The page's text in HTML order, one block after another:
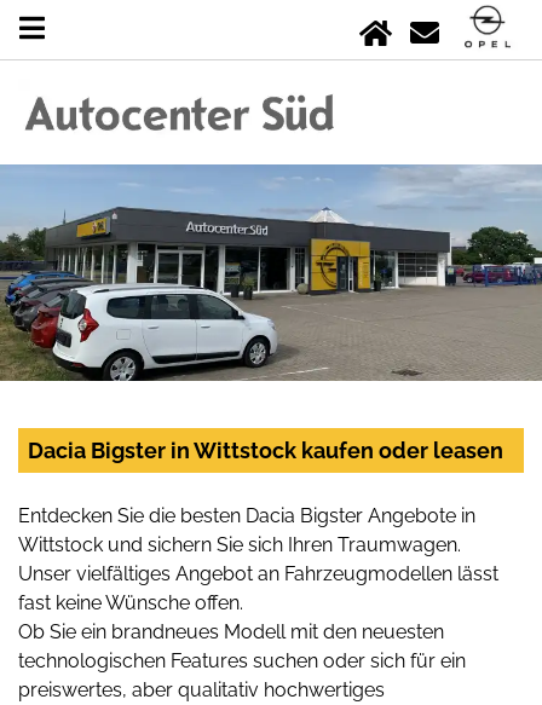
Dacia Bigster in Wittstock kaufen oder leasen
Entdecken Sie die besten Dacia Bigster Angebote in
Wittstock und sichern Sie sich Ihren Traumwagen.
Unser vielfältiges Angebot an Fahrzeugmodellen lässt
fast keine Wünsche offen.
Ob Sie ein brandneues Modell mit den neuesten
technologischen Features suchen oder sich für ein
preiswertes, aber qualitativ hochwertiges